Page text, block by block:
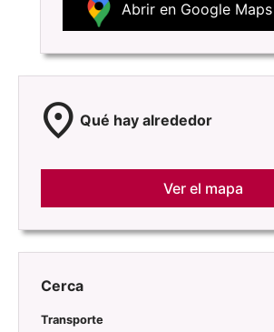
Abrir en Google Maps
location_on Qué hay alrededor
Ver el mapa
Cerca
Transporte